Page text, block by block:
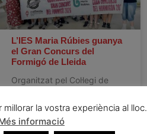
L’IES Maria Rúbies guanya
el Gran Concurs del
Formigó de Lleida
Organitzat pel Col·legi de
l’Arquitectura Tècnica de
Maria Rúbies han
la vostra experiència al lloc.
informació